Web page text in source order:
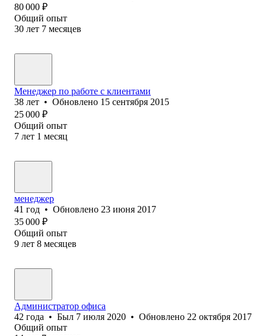
80 000 ₽
Общий опыт
30 лет 7 месяцев
Менеджер по работе с клиентами
38 лет • Обновлено 15 сентября 2015
25 000 ₽
Общий опыт
7 лет 1 месяц
менеджер
41 год • Обновлено 23 июня 2017
35 000 ₽
Общий опыт
9 лет 8 месяцев
Администратор офиса
42 года • Был 7 июля 2020 • Обновлено 22 октября 2017
Общий опыт